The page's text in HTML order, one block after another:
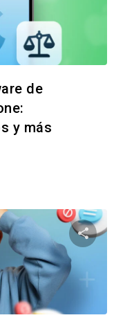
de
y más